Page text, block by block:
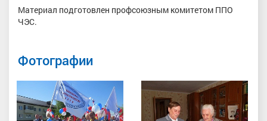
Материал подготовлен профсоюзным комитетом ППО
ЧЭС.
Фотографии